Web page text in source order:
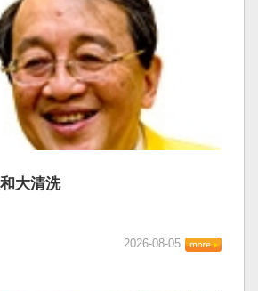
大清洗
2026-08-05